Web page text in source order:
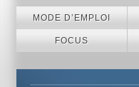
MODE D’EMPLOI
FOCUS